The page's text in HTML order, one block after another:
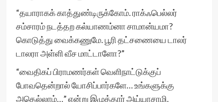
“தயாராகக் காத்துண்டிருக்கோம். ராக்ஃபெல்லர்
சம்சாரம் நடத்தற கல்யாணம்னா சாமான்யமா?
கொடுத்து வைக்கணுமே. பூரி தட்சணையை டாலர்
டாலரா அள்ளி வீச மாட்டாளோ?”
“வைதிகப் பிராமணர்கள் வெளிநாட்டுக்குப்
போவதென்றால் யோசிப்பார்களே… உங்களுக்கு
அதெல்லாம்…” என்று இழுத்தார் அய்யாசாமி.